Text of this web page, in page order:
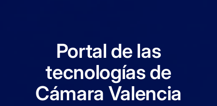
Portal de las
tecnologías de
Cámara Valencia